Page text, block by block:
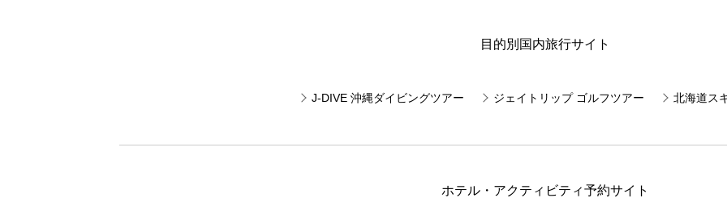
目的別国内旅行サイト
J-DIVE 沖縄ダイビングツアー ジェイトリップ ゴルフツアー 北海道ス
ホテル・アクティビティ予約サイト